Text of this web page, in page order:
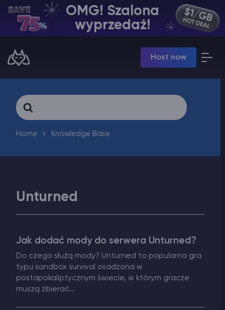
OMG! Szalona
wyprzedaż!
Host now
PL | USD
Manage your servers & payments
VPS Panel
Manage VPS server
Affiliate panel
Manage affiliates
Minecraft Hosting serwerów
Vintage Story Serwer Hosting
ARK Serwer Hosting
Search
For
Home Knowledge Base
Unturned
Jak dodać mody do serwera Unturned?
Do czego służą mody? Unturned to popularna gra
typu sandbox survival osadzona w
postapokaliptycznym świecie, w którym gracze
muszą zbierać...